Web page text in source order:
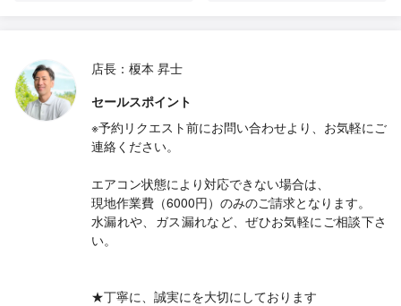
店長：榎本 昇士
セールスポイント
※予約リクエスト前にお問い合わせより、お気軽にご
連絡ください。
エアコン状態により対応できない場合は、
現地作業費（6000円）のみのご請求となります。
水漏れや、ガス漏れなど、ぜひお気軽にご相談下さ
い。
★丁寧に、誠実にを大切にしております